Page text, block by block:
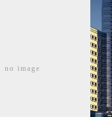
웹사이팅
no image